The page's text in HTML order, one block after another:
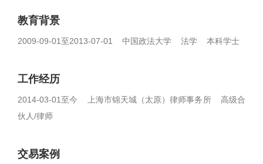
教育背景
2009-09-01至2013-07-01 中国政法大学 法学 本科学士
工作经历
2014-03-01至今 上海市锦天城（太原）律师事务所 高级合
伙人/律师
交易案例